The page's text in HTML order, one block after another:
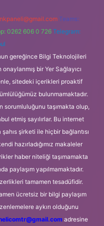
Teams:
0262 606 0 726 Telegram:
gereğince Bilgi Teknolojileri
bir Yer Sağlayıcı
sitedeki içerikleri proaktif
bulunmamaktadır.
sorumluluğunu taşımakta olup,
etmiş sayılırlar. Bu internet
şirketi ile hiçbir bağlantısı
hazırladığımız makaleler
haber niteliği taşımamakta
paylaşım yapılmamaktadır.
tamamen tesadüfidir.
ücretsiz bir bilgi paylaşım
aykırı olduğunu
adresine